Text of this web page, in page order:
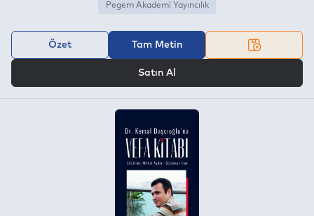
Pegem Akademi Yayıncılık
Özet Tam Metin
Satın Al